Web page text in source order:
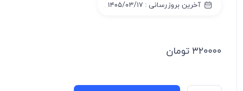
آخرین بروزرسانی : ۱۴۰۵/۰۳/۱۷
۳۲۰۰۰۰ تومان